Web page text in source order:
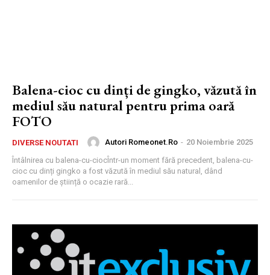
Balena-cioc cu dinți de gingko, văzută în
mediul său natural pentru prima oară
FOTO
DIVERSE NOUTATI Autori Romeonet.ro - 20 Noiembrie 2025
Întâlnirea cu balena-cu-ciocÎntr-un moment fără precedent, balena-cu-
cioc cu dinți gingko a fost văzută în mediul său natural, dând
oamenilor de știință o ocazie rară...